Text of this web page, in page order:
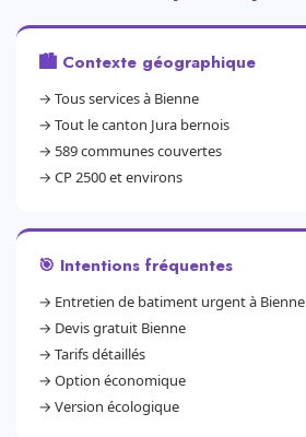
🏙️ Contexte géographique
→ Tous services à Bienne
→ Tout le canton Jura bernois
→ 589 communes couvertes
→ CP 2500 et environs
🎯 Intentions fréquentes
→ Entretien de batiment urgent à Bienne
→ Devis gratuit Bienne
→ Tarifs détaillés
→ Option économique
→ Version écologique